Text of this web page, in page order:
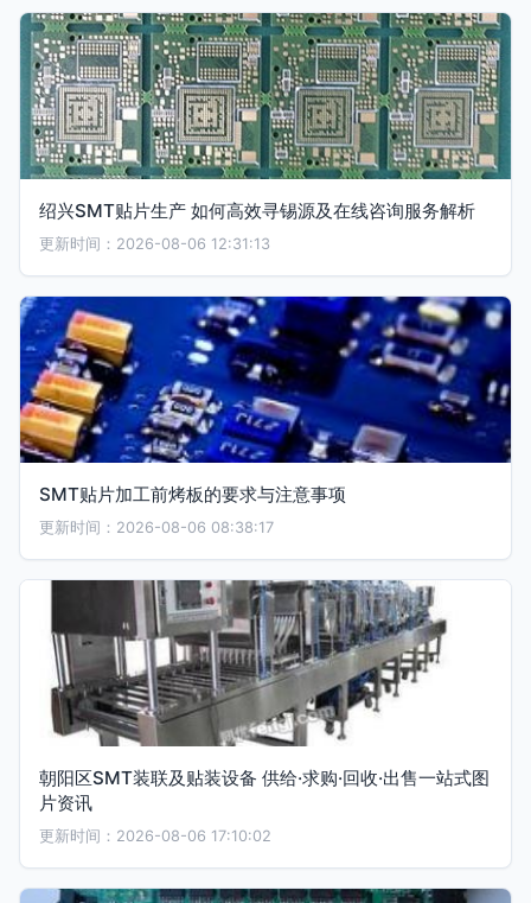
绍兴SMT贴片生产 如何高效寻锡源及在线咨询服务解析
更新时间：2026-08-06 12:31:13
SMT贴片加工前烤板的要求与注意事项
更新时间：2026-08-06 08:38:17
朝阳区SMT装联及贴装设备 供给·求购·回收·出售一站式图
片资讯
更新时间：2026-08-06 17:10:02